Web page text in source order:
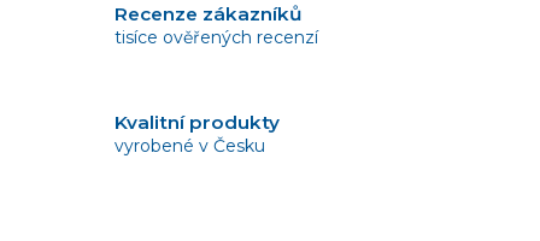
Recenze zákazníků
tisíce ověřených recenzí
Kvalitní produkty
vyrobené v Česku